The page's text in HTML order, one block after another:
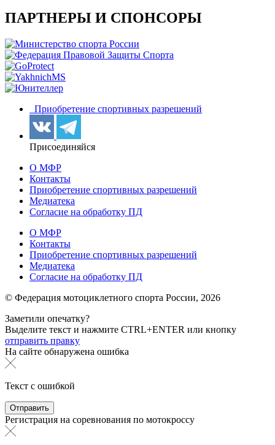
ПАРТНЕРЫ И СПОНСОРЫ
Приобретение спортивных разрешений
Присоединяйся
О МФР
Контакты
Приобретение спортивных разрешений
Медиатека
Согласие на обработку ПД
О МФР
Контакты
Приобретение спортивных разрешений
Медиатека
Согласие на обработку ПД
© Федерация мотоциклетного спорта России, 2026
Заметили опечатку?
Выделите текст и нажмите CTRL+ENTER или кнопку
отправить правку
На сайте обнаружена ошибка
Текст с ошибкой
Регистрация на соревнования по мотокроссу